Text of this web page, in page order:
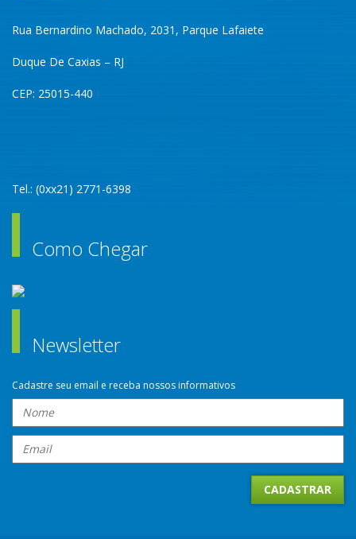
Rua Bernardino Machado, 2031, Parque Lafaiete
Duque De Caxias – RJ
CEP: 25015-440
Tel.: (0xx21) 2771-6398
Como Chegar
Newsletter
Cadastre seu email e receba nossos informativos